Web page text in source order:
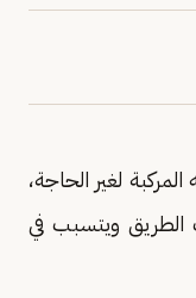
لغير الحاجة،
الطريق ويتسبب في